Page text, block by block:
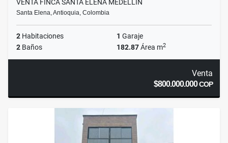
VENTA FINCA SANTA ELENA MEDELLÍN
Santa Elena, Antioquia, Colombia
2 Habitaciones 1 Garaje
2 Baños 182.87Área m2
Venta
$800.000.000COP